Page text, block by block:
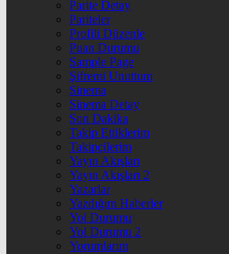
Parite Detay
Pariteler
Profili Düzenle
Puan Durumu
Sample Page
Şifremi Unuttum
Sinema
Sinema Detay
Son Dakika
Takip Ettiklerim
Takipçilerim
Yayın Akışları
Yayın Akışları 2
Yazarlar
Yazdığım Haberler
Yol Durumu
Yol Durumu 2
Yorumlarım